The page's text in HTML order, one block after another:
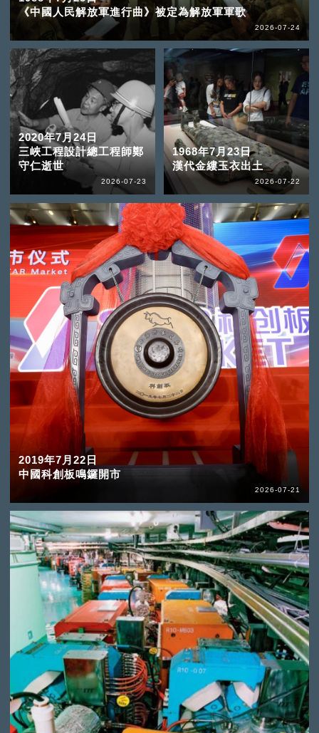
《中國人民解放軍進行曲》被定為解放軍軍歌
2026-07-24
2020年7月24日
三峽工程設計總工程師鄭
守仁逝世
2026-07-23
1968年7月23日
漢代金縷玉衣出土
2026-07-22
2019年7月22日
中國科創板鳴鑼開市
2026-07-21